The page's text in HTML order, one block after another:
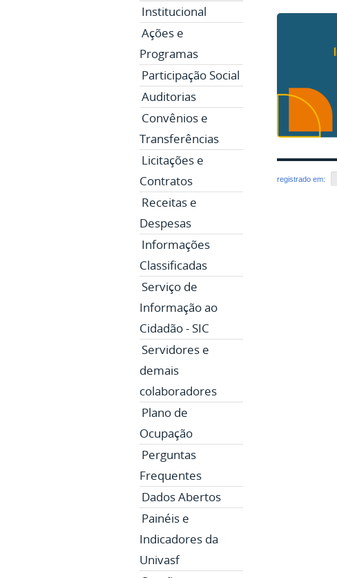
Institucional
Ações e
Programas
Participação Social
Auditorias
Convênios e
Transferências
Licitações e
Contratos
Receitas e
Despesas
Informações
Classificadas
Serviço de
Informação ao
Cidadão - SIC
Servidores e
demais
colaboradores
Plano de
Ocupação
Perguntas
Frequentes
Dados Abertos
Painéis e
Indicadores da
Univasf
registrado em: